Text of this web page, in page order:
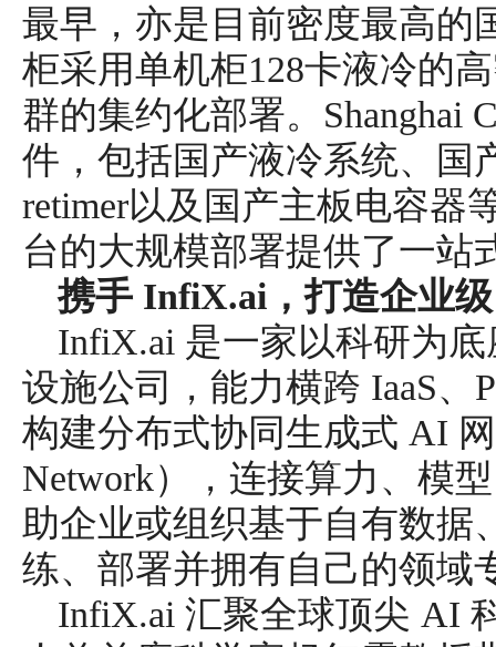
最早，亦是目前密度最高的
柜采用单机柜128卡液冷的
群的集约化部署。Shanghai
件，包括国产液冷系统、国
retimer以及国产主板电容器
台的大规模部署提供了一站
携手 InfiX.ai，打造企业
InfiX.ai 是一家以科研为
设施公司，能力横跨 IaaS、
构建分布式协同生成式 AI
Network），连接算力、模
助企业或组织基于自有数据
练、部署并拥有自己的领域
InfiX.ai 汇聚全球顶尖 AI